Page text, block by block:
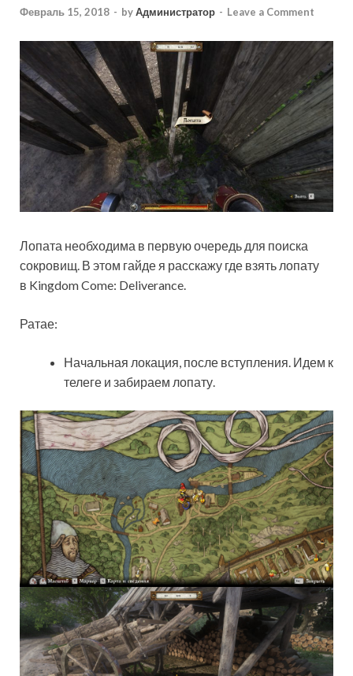
Февраль 15, 2018 - byАдминистратор - Leave a Comment
Лопата необходима в первую очередь для поиска
сокровищ. В этом гайде я расскажу где взять лопату
в Kingdom Come: Deliverance.
Ратае:
Начальная локация, после вступления. Идем к
телеге и забираем лопату.